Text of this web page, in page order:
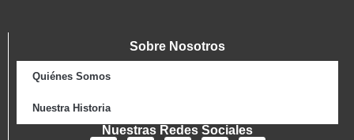
Sobre Nosotros
Quiénes Somos
Nuestra Historia
Nuestras Redes Sociales